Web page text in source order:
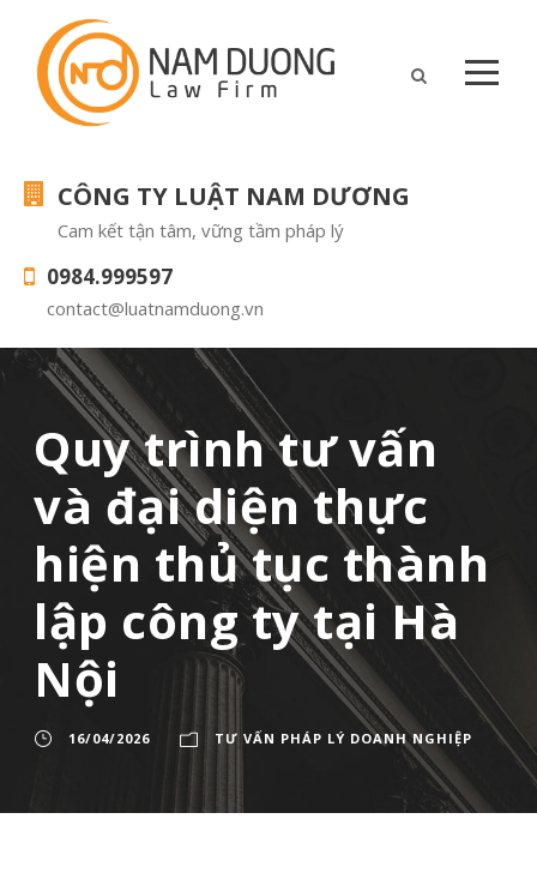
CÔNG TY LUẬT NAM DƯƠNG
Cam kết tận tâm, vững tầm pháp lý
0984.999597
contact@luatnamduong.vn
Quy trình tư vấn
và đại diện thực
hiện thủ tục thành
lập công ty tại Hà
Nội
16/04/2026 TƯ VẤN PHÁP LÝ DOANH NGHIỆP